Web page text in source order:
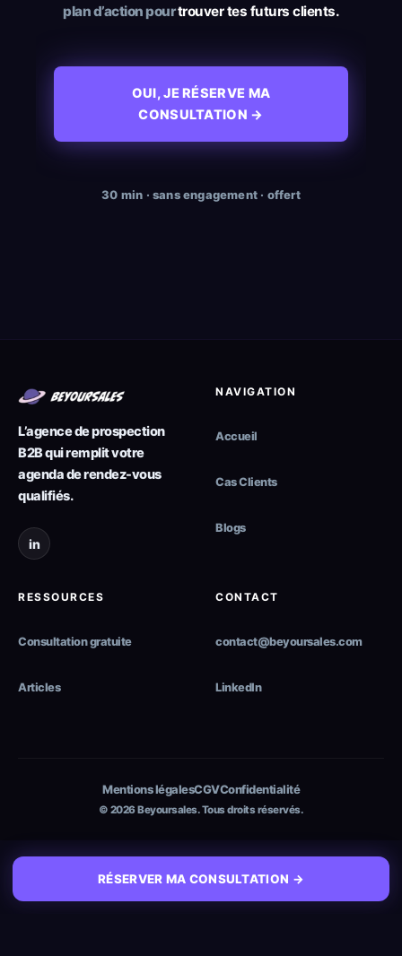
plan d’action pourtrouver tes futurs clients.
OUI, JE RÉSERVE MA
CONSULTATION →
30 min · sans engagement · offert
L’agence de prospection
B2B qui remplit votre
agenda de rendez-vous
qualifiés.
in
NAVIGATION
Accueil
Cas Clients
Blogs
RESSOURCES
Consultation gratuite
Articles
CONTACT
contact@beyoursales.com
LinkedIn
© 2026 Beyoursales. Tous droits réservés.
Mentions légalesCGVConfidentialité
RÉSERVER MA CONSULTATION →